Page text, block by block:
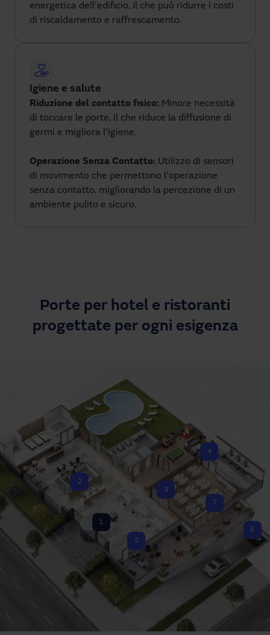
energetica dell'edificio, il che può ridurre i costi
di riscaldamento e raffrescamento.
Igiene e salute
Riduzione del contatto fisico: Minore necessità
di toccare le porte, il che riduce la diffusione di
germi e migliora l'igiene.
Operazione Senza Contatto: Utilizzo di sensori
di movimento che permettono l'operazione
senza contatto, migliorando la percezione di un
ambiente pulito e sicuro.
Porte per hotel e ristoranti
progettate per ogni esigenza
1
2
3
4
5
6
7